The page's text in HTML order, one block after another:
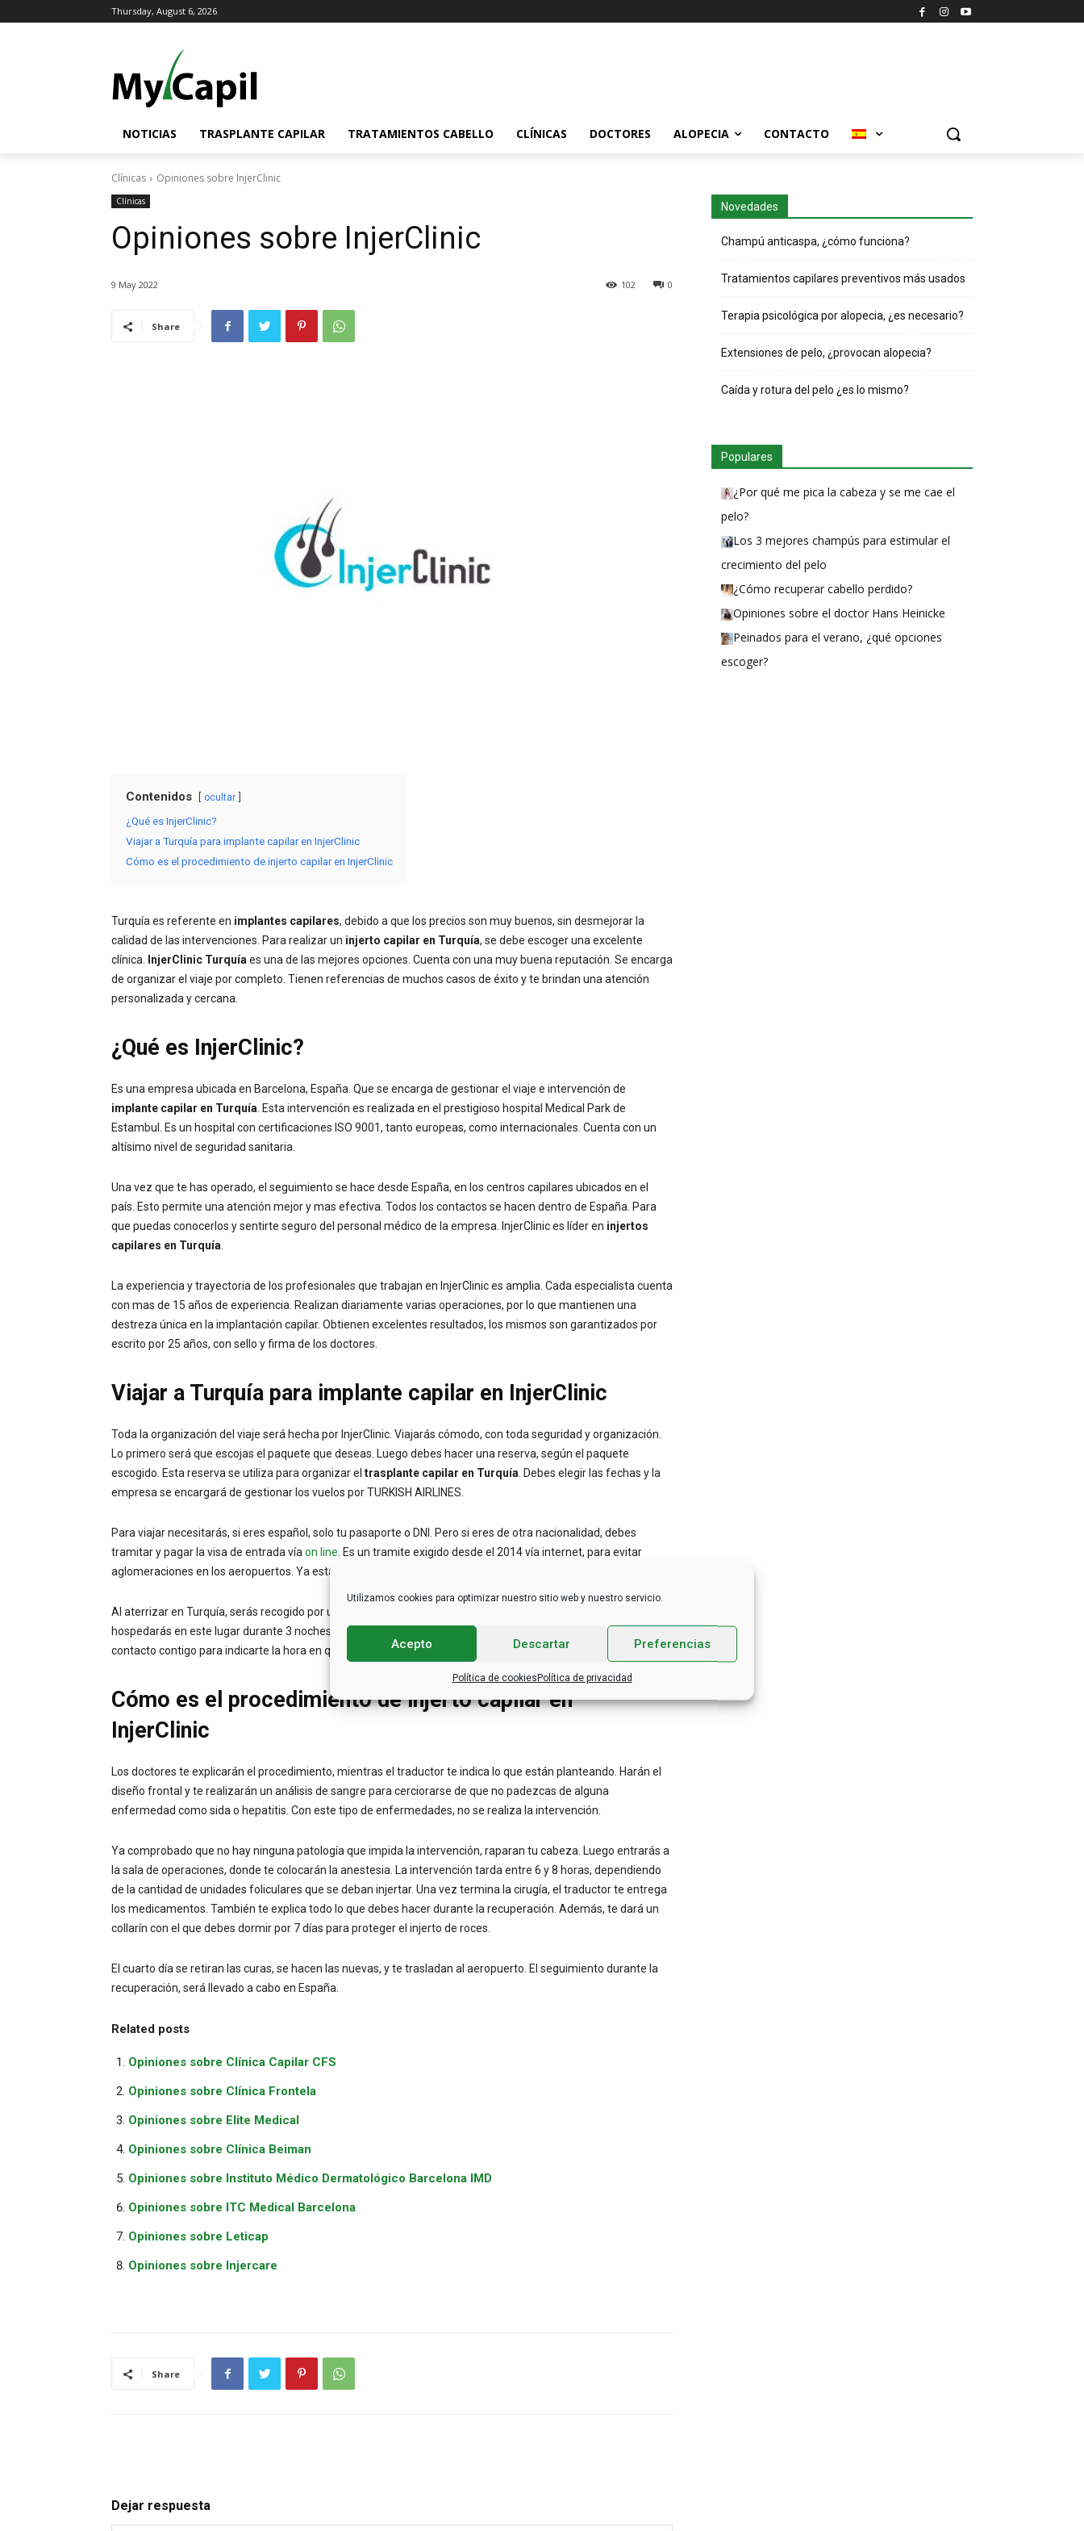
Utilizamos cookies para optimizar nuestro sitio web y nuestro servicio.
Acepto Descartar Preferencias
Política de cookies Política de privacidad
Thursday, August 6, 2026
NOTICIAS TRASPLANTE CAPILAR TRATAMIENTOS CABELLO CLÍNICAS DOCTORES ALOPECIA CONTACTO
Clínicas Opiniones sobre InjerClinic
Clínicas
Opiniones sobre InjerClinic
9 May 2022 0
102
Share
Contenidos ocultar
¿Qué es InjerClinic?
Viajar a Turquía para implante capilar en InjerClinic
Cómo es el procedimiento de injerto capilar en InjerClinic
Turquía es referente en implantes capilares, debido a que los precios son muy buenos, sin desmejorar la
calidad de las intervenciones. Para realizar un injerto capilar en Turquía, se debe escoger una excelente
clínica.
InjerClinic Turquía es una de las mejores opciones. Cuenta con una muy buena reputación. Se encarga
de organizar el viaje por completo. Tienen referencias de muchos casos de éxito y te brindan una atención
personalizada y cercana.
¿Qué es InjerClinic?
Es una empresa ubicada en Barcelona, España. Que se encarga de gestionar el viaje e intervención de
implante capilar en Turquía . Esta intervención es realizada en el prestigioso hospital Medical Park de
Estambul. Es un hospital con certificaciones ISO 9001, tanto europeas, como internacionales. Cuenta con un
altísimo nivel de seguridad sanitaria.
Una vez que te has operado, el seguimiento se hace desde España, en los centros capilares ubicados en el
país. Esto permite una atención mejor y mas efectiva. Todos los contactos se hacen dentro de España. Para
que puedas conocerlos y sentirte seguro del personal médico de la empresa. InjerClinic es líder en injertos
capilares en Turquía
La experiencia y trayectoria de los profesionales que trabajan en InjerClinic es amplia. Cada especialista cuenta
con mas de 15 años de experiencia. Realizan diariamente varias operaciones, por lo que mantienen una
destreza única en la implantación capilar. Obtienen excelentes resultados, los mismos son garantizados por
escrito por 25 años, con sello y firma de los doctores.
Viajar a Turquía para implante capilar en InjerClinic
Toda la organización del viaje será hecha por InjerClinic. Viajarás cómodo, con toda seguridad y organización.
Lo primero será que escojas el paquete que deseas. Luego debes hacer una reserva, según el paquete
escogido. Esta reserva se utiliza para organizar el trasplante capilar en Turquía . Debes elegir las fechas y la
empresa se encargará de gestionar los vuelos por TURKISH AIRLINES.
Para viajar necesitarás, si eres español, solo tu pasaporte o DNI. Pero si eres de otra nacionalidad, debes
tramitar y pagar la visa de entrada vía on line . Es un tramite exigido desde el 2014 vía internet, para evitar
aglomeraciones en los aeropuertos. Ya estando todo preparado, solo resta esperar el día escogido.
Al aterrizar en Turquía, serás recogido por un chofer privado que te llevará al hotel 5 estrellas, Wish More. Te
hospedarás en este lugar durante 3 noches, y 4 días que incluyen el desayuno. El traductor se pondrá en
contacto contigo para indicarte la hora en que deben ir al hospital.
Cómo es el procedimiento de injerto capilar en
InjerClinic
Los doctores te explicarán el procedimiento, mientras el traductor te indica lo que están planteando. Harán el
diseño frontal y te realizarán un análisis de sangre para cerciorarse de que no padezcas de alguna
enfermedad como sida o hepatitis. Con este tipo de enfermedades, no se realiza la intervención.
Ya comprobado que no hay ninguna patología que impida la intervención, raparan tu cabeza. Luego entrarás a
la sala de operaciones, donde te colocarán la anestesia. La intervención tarda entre 6 y 8 horas, dependiendo
de la cantidad de unidades foliculares que se deban injertar. Una vez termina la cirugía, el traductor te entrega
los medicamentos. También te explica todo lo que debes hacer durante la recuperación. Además, te dará un
collarín con el que debes dormir por 7 días para proteger el injerto de roces.
El cuarto día se retiran las curas, se hacen las nuevas, y te trasladan al aeropuerto. El seguimiento durante la
recuperación, será llevado a cabo en España.
Related posts
Opiniones sobre Clínica Capilar CFS
Opiniones sobre Clínica Frontela
Opiniones sobre Elite Medical
Opiniones sobre Clínica Beiman
Opiniones sobre Instituto Médico Dermatológico Barcelona IMD
Opiniones sobre ITC Medical Barcelona
Opiniones sobre Leticap
Opiniones sobre Injercare
Share
Dejar respuesta
Novedades
Champú anticaspa, ¿cómo funciona?
Tratamientos capilares preventivos más usados
Terapia psicológica por alopecia, ¿es necesario?
Extensiones de pelo, ¿provocan alopecia?
Caída y rotura del pelo ¿es lo mismo?
Populares
¿Por qué me pica la cabeza y se me cae el
pelo?
Los 3 mejores champús para estimular el
crecimiento del pelo
¿Cómo recuperar cabello perdido?
Opiniones sobre el doctor Hans Heinicke
Peinados para el verano, ¿qué opciones
escoger?